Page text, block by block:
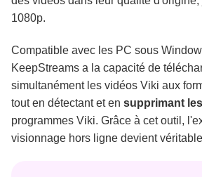
1080p.
Compatible avec les PC sous
KeepStreams a la capacité de
simultanément les vidéos Viki aux
tout en détectant et en supprimant
programmes Viki. Grâce à cet outil,
visionnage hors ligne devient